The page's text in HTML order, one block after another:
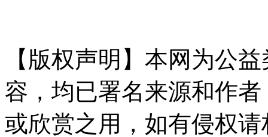
【版权声明】本网为公
容，均已署名来源和作
或欣赏之用，如有侵权